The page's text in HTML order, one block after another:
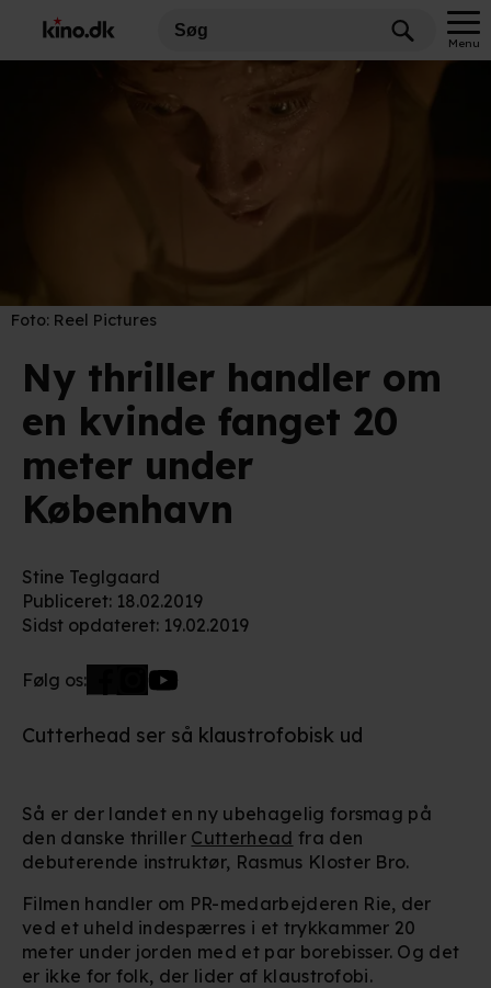
Menu
Foto: Reel Pictures
Ny thriller handler om
en kvinde fanget 20
meter under
København
Stine Teglgaard
Publiceret: 18.02.2019
Sidst opdateret: 19.02.2019
Følg os:
Cutterhead ser så klaustrofobisk ud
Så er der landet en ny ubehagelig forsmag på
den danske thriller Cutterhead fra den
debuterende instruktør, Rasmus Kloster Bro.
Filmen handler om PR-medarbejderen Rie, der
ved et uheld indespærres i et trykkammer 20
meter under jorden med et par borebisser. Og det
er ikke for folk, der lider af klaustrofobi.